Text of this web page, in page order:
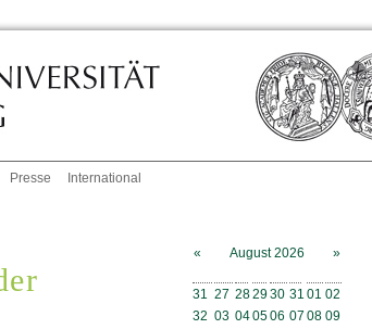
Presse International
« August 2026
»
31 27 282930 31 01 02
32 03 040506 07 08 09